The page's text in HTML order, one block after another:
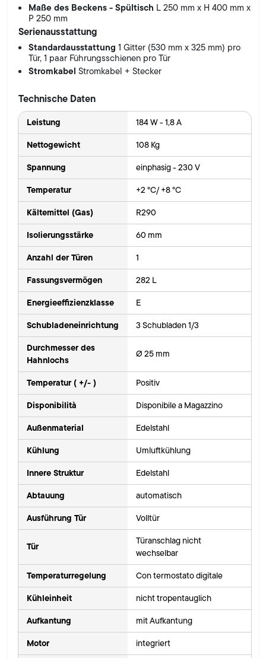
Maße des Beckens - Spültisch L 250 mm x H 400 mm x
P 250 mm
Serienausstattung
Standardausstattung1 Gitter (530 mm x 325 mm) pro
Tür, 1 paar Führungsschienen pro Tür
StromkabelStromkabel + Stecker
Technische Daten
Leistung 184 W - 1,8 A
Nettogewicht 108 Kg
Spannung einphasig - 230 V
Temperatur +2 °C/ +8 °C
Kältemittel (Gas) R290
Isolierungsstärke 60 mm
Anzahl der Türen 1
Fassungsvermögen 282 L
Energieeffizienzklasse E
Schubladeneinrichtung 3 Schubladen 1/3
Durchmesser des
Hahnlochs
Ø 25 mm
Temperatur ( +/- ) Positiv
Disponibilità Disponibile a Magazzino
Außenmaterial Edelstahl
Kühlung Umluftkühlung
Innere Struktur Edelstahl
Abtauung automatisch
Ausführung Tür Volltür
Tür
Türanschlag nicht
wechselbar
Temperaturregelung Con termostato digitale
Kühleinheit nicht tropentauglich
Aufkantung mit Aufkantung
Motor integriert